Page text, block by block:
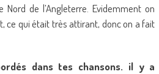
de l’Angleterre. Evidemment on
ce qui était très attirant, donc on a fait
dans tes chansons. il y a